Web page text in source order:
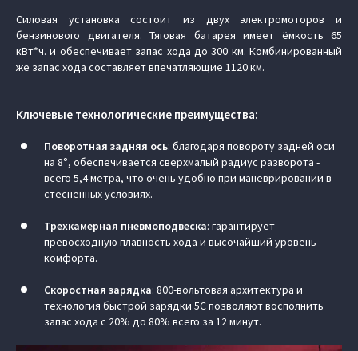
Силовая установка состоит из двух электромоторов и
бензинового двигателя. Тяговая батарея имеет ёмкость 65
кВт*ч. и обеспечивает запас хода до 300 км. Комбинированный
же запас хода составляет впечатляющие 1120 км.
Ключевые технологические преимущества:
Поворотная задняя ось: благодаря повороту задней оси
на 8°, обеспечивается сверхмалый радиус разворота -
всего 5,4 метра, что очень удобно при маневрировании в
стесненных условиях.
Трехкамерная пневмоподвеска: гарантирует
превосходную плавность хода и высочайший уровень
комфорта.
Скоростная зарядка: 800-вольтовая архитектура и
технология быстрой зарядки 5C позволяют восполнить
запас хода с 20% до 80% всего за 12 минут.